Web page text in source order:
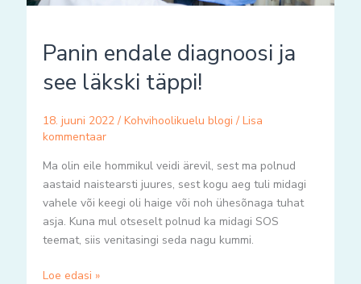
Panin endale diagnoosi ja
see läkski täppi!
18. juuni 2022 / Kohvihoolikuelu blogi / Lisa
kommentaar
Ma olin eile hommikul veidi ärevil, sest ma polnud
aastaid naistearsti juures, sest kogu aeg tuli midagi
vahele või keegi oli haige või noh ühesõnaga tuhat
asja. Kuna mul otseselt polnud ka midagi SOS
teemat, siis venitasingi seda nagu kummi.
Loe edasi »